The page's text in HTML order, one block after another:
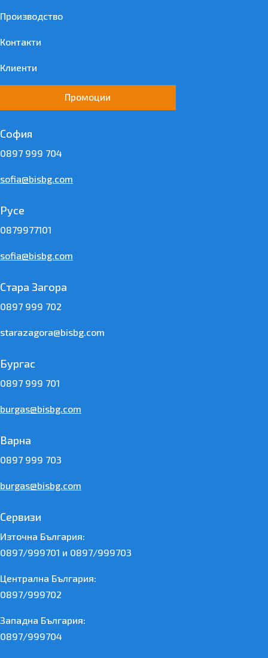
Производство
Контакти
Клиенти
Промоции
София
0897 999 704
sofia@bisbg.com
Русе
0879977101
sofia@bisbg.com
Стара Загора
0897 999 702
starazagora@bisbg.com
Бургас
0897 999 701
burgas@bisbg.com
Варна
0897 999 703
burgas@bisbg.com
Сервизи
Източна България:
0897/999701 и 0897/999703
Централна България:
0897/999702
Западна България:
0897/999704